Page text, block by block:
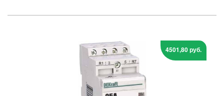
4501,80 руб.